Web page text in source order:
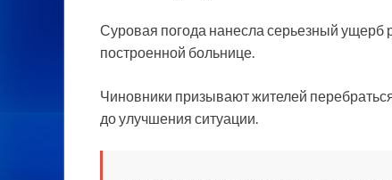
Суровая погода нанесла серьезный ущерб
построенной больнице.
Чиновники призывают жителей
до улучшения ситуации.